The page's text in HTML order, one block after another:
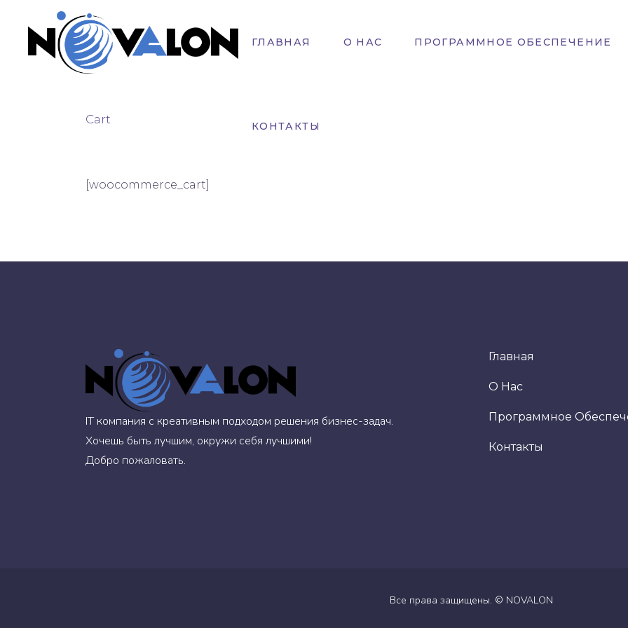
ГЛАВНАЯ О НАС ПРОГРАММНОЕ ОБЕСПЕЧЕНИЕ
КОНТАКТЫ
Cart
[woocommerce_cart]
IT компания с креативным подходом решения бизнес-задач.
Хочешь быть лучшим, окружи себя лучшими!
Добро пожаловать.
Главная
О Нас
Программное
Контакты
Все права защищены. © NOVALON